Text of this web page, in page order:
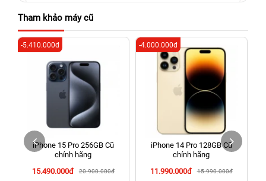
625 - 625A Âu Cơ, Tân Phú, Hồ Chí Minh (Quận Tân Phú cũ)
326 Lê Văn Việt, Tăng Nhơn Phú, Hồ Chí Minh (Q.9 TP. Thủ
Đức cũ)
256 Võ Văn Ngân, Thủ Đức, Hồ Chí Minh (Bình Thọ, TP. Thủ
Đức Cũ)
70 Nguyễn An Ninh, Dĩ An, Hồ Chí Minh (Bình Dương Cũ)
24h Vũng Tàu: 162A Ba Cu, Vũng Tàu, Hồ Chí Minh (TP. Vũng
Tàu cũ)
198 Hoàng Văn Thụ, Tân Sơn Nhất, Hồ Chí Minh (Tân Bình
Tham khảo máy cũ
iPhone 15 Pro 256GB Cũ
chính hãng
15.490.000đ
20.900.000đ
-5.410.000đ
iPhone 14 Pro 128GB Cũ
chính hãng
11.990.000đ
15.990.000đ
-4.000.000đ